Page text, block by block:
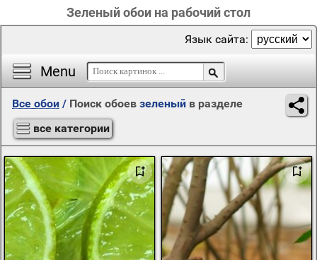
Зеленый обои на рабочий стол
Menu
Язык сайта:
Все обои / Поиск обоев зеленый в разделе
все категории